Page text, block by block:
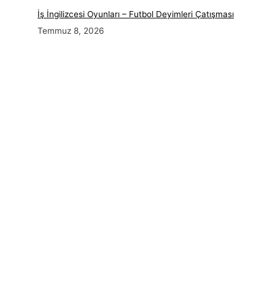
İş İngilizcesi Oyunları – Futbol Deyimleri Çatışması
Temmuz 8, 2026